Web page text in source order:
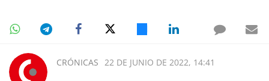
CRÓNICAS 22 DE JUNIO DE 2022, 14:41